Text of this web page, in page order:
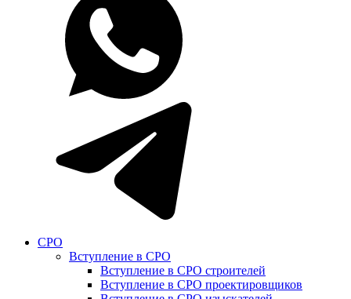
СРО
Вступление в СРО
Вступление в СРО строителей
Вступление в СРО проектировщиков